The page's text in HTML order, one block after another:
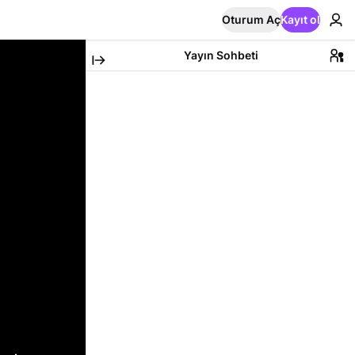
Oturum AçKayıt ol
Yayın Sohbeti